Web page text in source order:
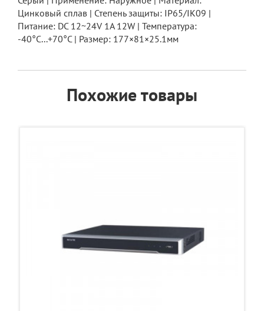
Цинковый сплав | Степень защиты: IP65/IK09 |
Питание: DC 12~24V 1A 12W | Температура:
-40°C...+70°C | Размер: 177×81×25.1мм
Похожие товары